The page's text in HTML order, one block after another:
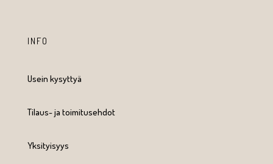
INFO
Usein kysyttyä
Tilaus- ja toimitusehdot
Yksityisyys